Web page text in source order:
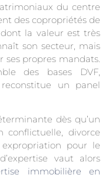
du centre
des copropriétés de
dont la valeur est très
son secteur, mais
ses propres mandats.
des bases DVF,
un panel
dès qu’un
divorce
expropriation pour le
vaut alors
immobilière en